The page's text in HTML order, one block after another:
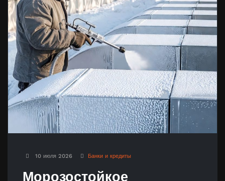
10 июля 2026 Банки и кредиты
Морозостойкое